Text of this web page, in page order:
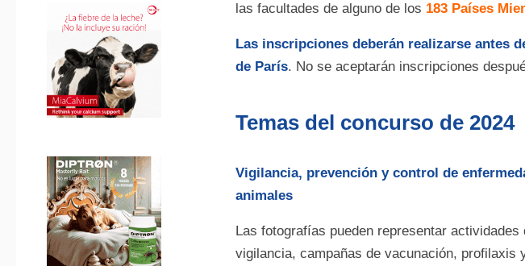
las facultades de alguno de los 183 Países
Las inscripciones deberán realizarse antes
de París. No se aceptarán inscripciones
Temas del concurso de 2024
Vigilancia, prevención y control de
animales
Las fotografías pueden representar actividades
vigilancia, campañas de vacunación, profilaxis